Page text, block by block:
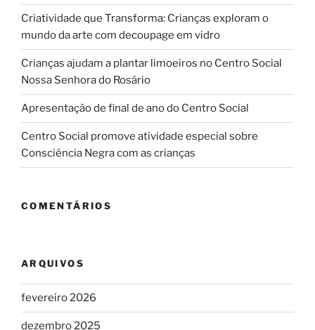
Criatividade que Transforma: Crianças exploram o
mundo da arte com decoupage em vidro
Crianças ajudam a plantar limoeiros no Centro Social
Nossa Senhora do Rosário
Apresentação de final de ano do Centro Social
Centro Social promove atividade especial sobre
Consciência Negra com as crianças
COMENTÁRIOS
ARQUIVOS
fevereiro 2026
dezembro 2025